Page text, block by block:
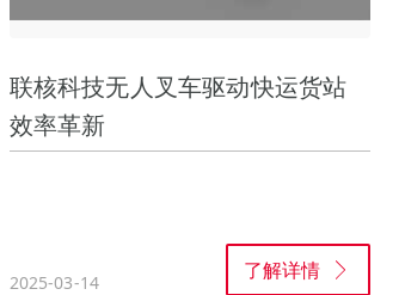
联核科技无人叉车驱动快运货站
效率革新
2025-03-14 了解详情